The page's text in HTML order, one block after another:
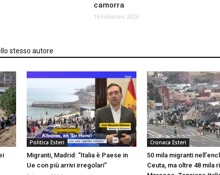
camorra
16 Febbraio 2026
stesso autore
Politica Esteri
Migranti, Madrid: “Italia è Paese in
Ue con più arrivi irregolari”
Cronaca Esteri
50 mila migranti
Ceuta, ma oltre 48 mila